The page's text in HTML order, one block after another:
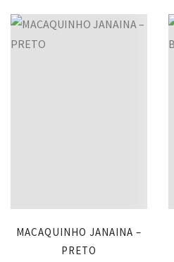
MACAQUINHO JANAINA –
PRETO